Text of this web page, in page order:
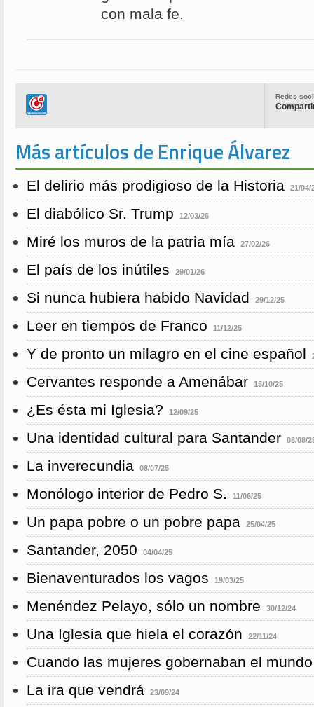
con mala fe.
Redes
Más artículos de Enrique Álvarez
El delirio más prodigioso de la Historia 21/04/
El diabólico Sr. Trump 12/03/26
Miré los muros de la patria mía 27/02/26
El país de los inútiles 29/01/26
Si nunca hubiera habido Navidad 29/12/25
Leer en tiempos de Franco 11/12/25
Y de pronto un milagro en el cine español
Cervantes responde a Amenábar 15/10/25
¿Es ésta mi Iglesia? 12/09/25
Una identidad cultural para Santander 08/08/
La inverecundia 08/07/25
Monólogo interior de Pedro S. 11/06/25
Un papa pobre o un pobre papa 25/04/25
Santander, 2050 04/04/25
Bienaventurados los vagos 19/03/25
Menéndez Pelayo, sólo un nombre 30/12/24
Una Iglesia que hiela el corazón 22/11/24
Cuando las mujeres gobernaban el mundo
La ira que vendrá
23/09/24